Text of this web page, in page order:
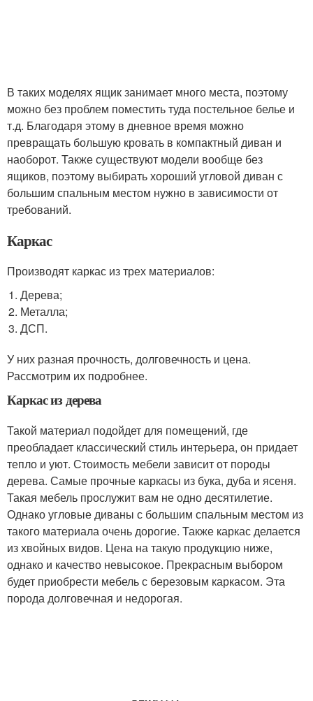
В таких моделях ящик занимает много места, поэтому
можно без проблем поместить туда постельное белье и
т.д. Благодаря этому в дневное время можно
превращать большую кровать в компактный диван и
наоборот. Также существуют модели вообще без
ящиков, поэтому выбирать хороший угловой диван с
большим спальным местом нужно в зависимости от
требований.
Каркас
Производят каркас из трех материалов:
Дерева;
Металла;
ДСП.
У них разная прочность, долговечность и цена.
Рассмотрим их подробнее.
Каркас из дерева
Такой материал подойдет для помещений, где
преобладает классический стиль интерьера, он придает
тепло и уют. Стоимость мебели зависит от породы
дерева. Самые прочные каркасы из бука, дуба и ясеня.
Такая мебель прослужит вам не одно десятилетие.
Однако угловые диваны с большим спальным местом из
такого материала очень дорогие. Также каркас делается
из хвойных видов. Цена на такую продукцию ниже,
однако и качество невысокое. Прекрасным выбором
будет приобрести мебель с березовым каркасом. Эта
порода долговечная и недорогая.